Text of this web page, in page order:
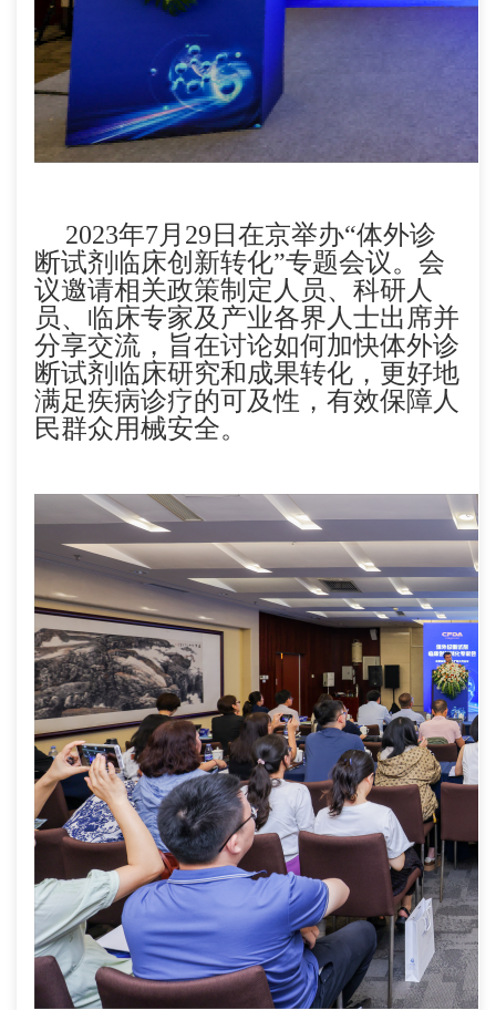
2023年7月29日在京举办“体外诊
断试剂临床创新转化”专题会议。会
议邀请相关政策制定人员、科研人
员、临床专家及产业各界人士出席并
分享交流，旨在讨论如何加快体外诊
断试剂临床研究和成果转化，更好地
满足疾病诊疗的可及性，有效保障人
民群众用械安全。